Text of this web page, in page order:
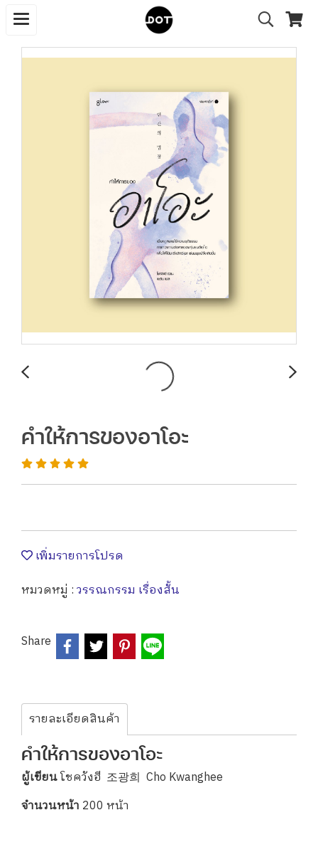
คำให้การของอาโอะ
เพิ่มรายการโปรด
หมวดหมู่ :วรรณกรรม เรื่องสั้น
Share
รายละเอียดสินค้า
คำให้การของอาโอะ
ผู้เขียนโชควังฮี 조광희 Cho Kwanghee
จำนวนหน้า 200 หน้า